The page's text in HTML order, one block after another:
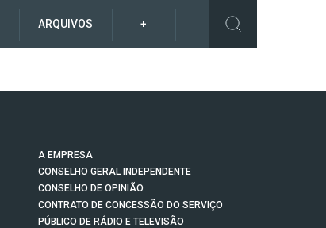
ARQUIVOS +
A EMPRESA
CONSELHO GERAL INDEPENDENTE
CONSELHO DE OPINIÃO
CONTRATO DE CONCESSÃO DO SERVIÇO
PÚBLICO DE RÁDIO E TELEVISÃO